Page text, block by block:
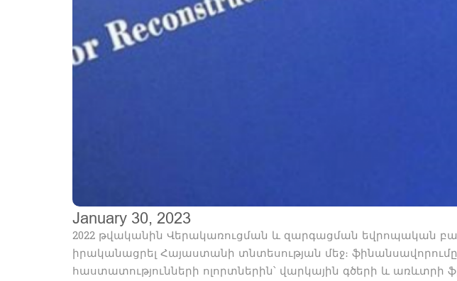
January 30, 2023
2022 թվականին Վերակառուցման և զարգացման եվրոպական
իրականացրել Հայաստանի տնտեսության մեջ։
հաստատությունների ոլորտներին՝ վարկային գծերի և առևտրի